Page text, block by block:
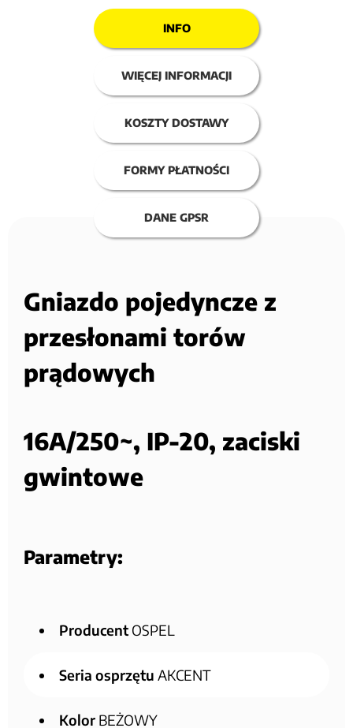
INFO
WIĘCEJ INFORMACJI
KOSZTY DOSTAWY
FORMY PŁATNOŚCI
DANE GPSR
Gniazdo pojedyncze z
przesłonami torów
prądowych
16A/250~, IP-20, zaciski
gwintowe
Parametry:
Producent OSPEL
Seria osprzętu AKCENT
Kolor BEŻOWY